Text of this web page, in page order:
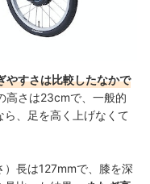
やすさは比較したなかで
高さは23cmで、一般的
、足を高く上げなくて
長は127mmで、膝を深